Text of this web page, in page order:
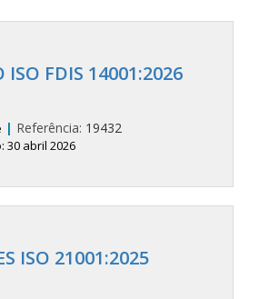
ISO FDIS 14001:2026
| Referência: 19432
30 abril 2026
ISO 21001:2025